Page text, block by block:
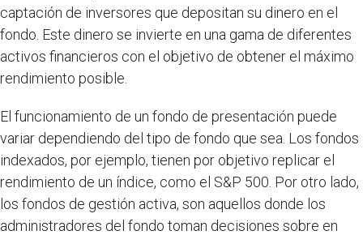
captación de inversores que depositan su dinero en el
fondo. Este dinero se invierte en una gama de diferentes
activos financieros con el objetivo de obtener el máximo
rendimiento posible.
El funcionamiento de un fondo de presentación puede
variar dependiendo del tipo de fondo que sea. Los fondos
indexados, por ejemplo, tienen por objetivo replicar el
rendimiento de un índice, como el S&P 500. Por otro lado,
los fondos de gestión activa, son aquellos donde los
administradores del fondo toman decisiones sobre en